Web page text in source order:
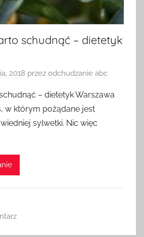
schudnąć – dietetyk
2018 przez odchudzanie abc
– dietetyk Warszawa
w którym pożądane jest
sylwetki. Nic więc